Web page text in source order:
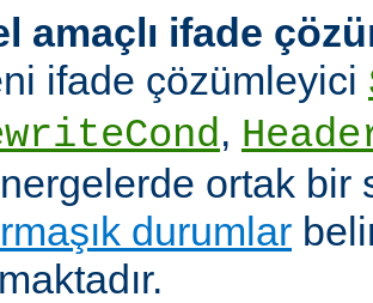
amaçlı ifade
ifade çözümleyici
,
ortak bir
durumlar